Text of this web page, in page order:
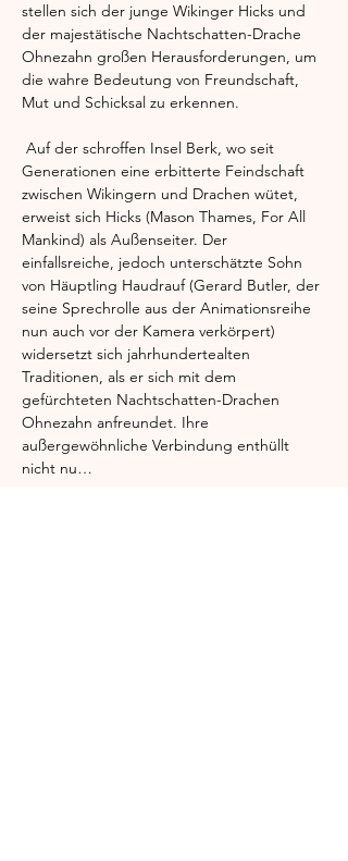
stellen sich der junge Wikinger Hicks und
der majestätische Nachtschatten-Drache
Ohnezahn großen Herausforderungen, um
die wahre Bedeutung von Freundschaft,
Mut und Schicksal zu erkennen.
Generationen eine erbitterte Feindschaft
zwischen Wikingern und Drachen wütet,
erweist sich Hicks (Mason Thames, For All
Mankind) als Außenseiter. Der
einfallsreiche, jedoch unterschätzte Sohn
von Häuptling Haudrauf (Gerard Butler, der
seine Sprechrolle aus der Animationsreihe
nun auch vor der Kamera verkörpert)
widersetzt sich jahrhundertealten
Traditionen, als er sich mit dem
gefürchteten Nachtschatten-Drachen
Ohnezahn anfreundet. Ihre
außergewöhnliche Verbindung enthüllt
nicht nu…